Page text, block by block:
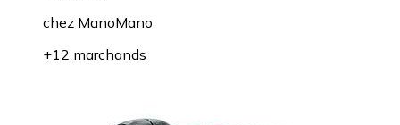
chez ManoMano
+12 marchands